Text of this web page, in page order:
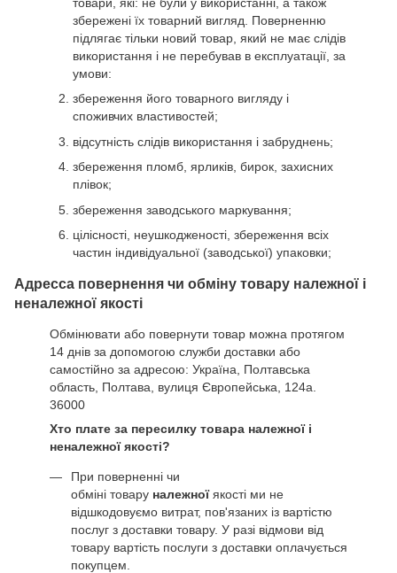
збережені їх товарний вигляд. Поверненню
підлягає тільки новий товар, який не має слідів
використання і не перебував в експлуатації, за
умови:
збереження його товарного вигляду і
споживчих властивостей;
відсутність слідів використання і забруднень;
збереження пломб, ярликів, бирок, захисних
плівок;
збереження заводського маркування;
цілісності, неушкодженості, збереження всіх
частин індивідуальної (заводської) упаковки;
Адресса повернення чи обміну товару належної і
неналежної якості
Обмінювати або повернути товар можна протягом
14 днів за допомогою служби доставки або
самостійно за адресою: Україна, Полтавська
область, Полтава, вулиця Європейська, 124а.
36000
Хто плате за пересилку товара належної і
неналежної якості?
При поверненні чи
обміні товару належноїякості ми не
відшкодовуємо витрат, пов'язаних із вартістю
послуг з доставки товару. У разі відмови від
товару вартість послуги з доставки оплачується
покупцем.